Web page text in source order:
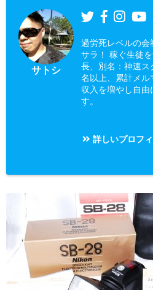
サトシ
過労死レベルの会
サラ！ 稼ぐ生徒
長、別名：神速ス
名以上、累計メル
収入を増やし自由
す。
詳しいプロフ